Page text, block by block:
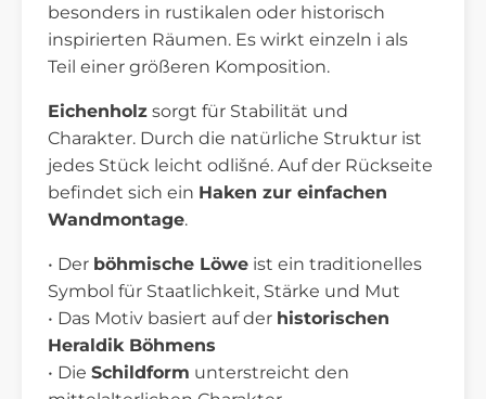
besonders in rustikalen oder historisch
inspirierten Räumen. Es wirkt einzeln i als
Teil einer größeren Komposition.
Eichenholz sorgt für Stabilität und
Charakter. Durch die natürliche Struktur ist
jedes Stück leicht odlišné. Auf der Rückseite
befindet sich ein Haken zur einfachen
Wandmontage.
• Der böhmische Löwe ist ein traditionelles
Symbol für Staatlichkeit, Stärke und Mut
• Das Motiv basiert auf der historischen
Heraldik Böhmens
• Die Schildform unterstreicht den